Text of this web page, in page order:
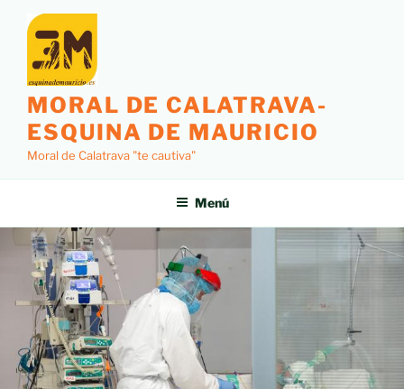
MORAL DE CALATRAVA-
ESQUINA DE MAURICIO
Moral de Calatrava "te cautiva"
Menú